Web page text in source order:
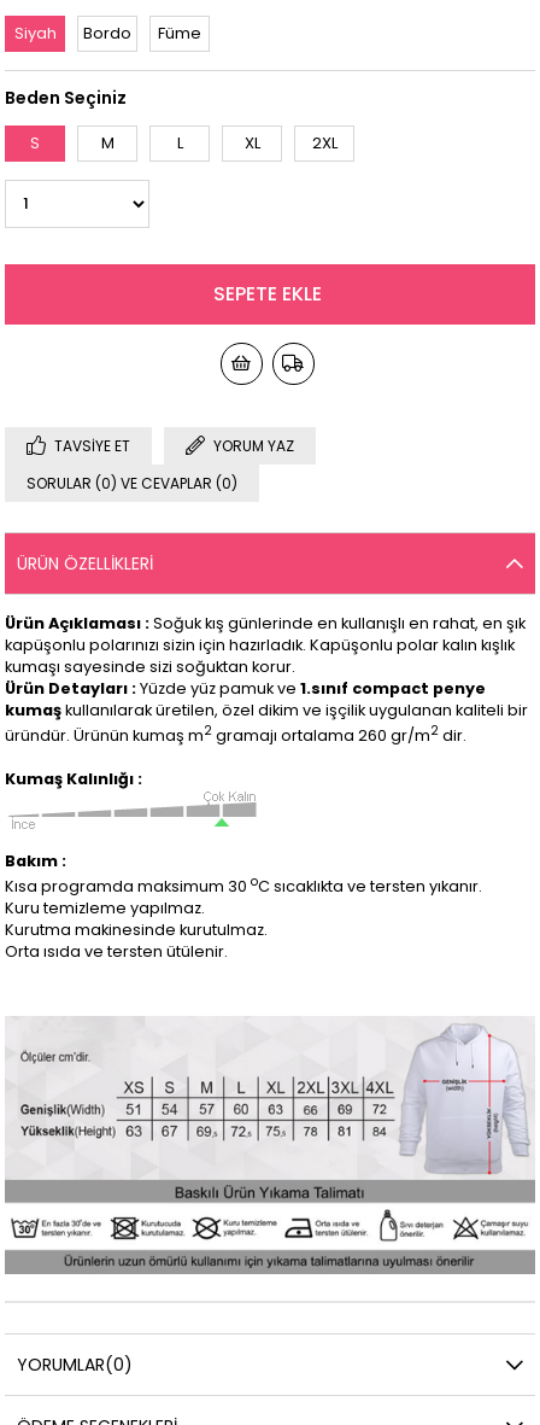
Siyah Bordo Füme
Beden Seçiniz
S M L XL 2XL
TAVSIYE ET
YORUM YAZ
SORULAR (0) VE CEVAPLAR (0)
ÜRÜN ÖZELLIKLERI
Ürün Açıklaması :Soğuk kış günlerinde en kullanışlı en rahat, en şık
kapüşonlu polarınızı sizin için hazırladık. Kapüşonlu polar kalın kışlık
kumaşı sayesinde sizi soğuktan korur.
Ürün Detayları :Yüzde yüz pamuk ve1.sınıf compact penye
kumaşkullanılarak üretilen, özel dikim ve işçilik uygulanan kaliteli bir
üründür. Ürünün kumaş m2 gramajı ortalama 260 gr/m2 dir.
Kumaş Kalınlığı :
Bakım :
Kısa programda maksimum 30oC sıcaklıkta ve tersten yıkanır.
Kuru temizleme yapılmaz.
Kurutma makinesinde kurutulmaz.
Orta ısıda ve tersten ütülenir.
YORUMLAR(0)